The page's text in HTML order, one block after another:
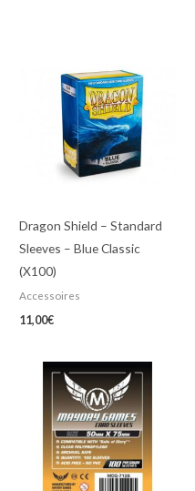
Dragon Shield – Standard
Sleeves – Blue Classic
(X100)
Accessoires
11,00€